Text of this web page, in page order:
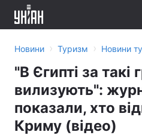
Новини › Туризм › Новини
"В Єгипті за такі
вилизують":
показали, хто
Криму (відео)